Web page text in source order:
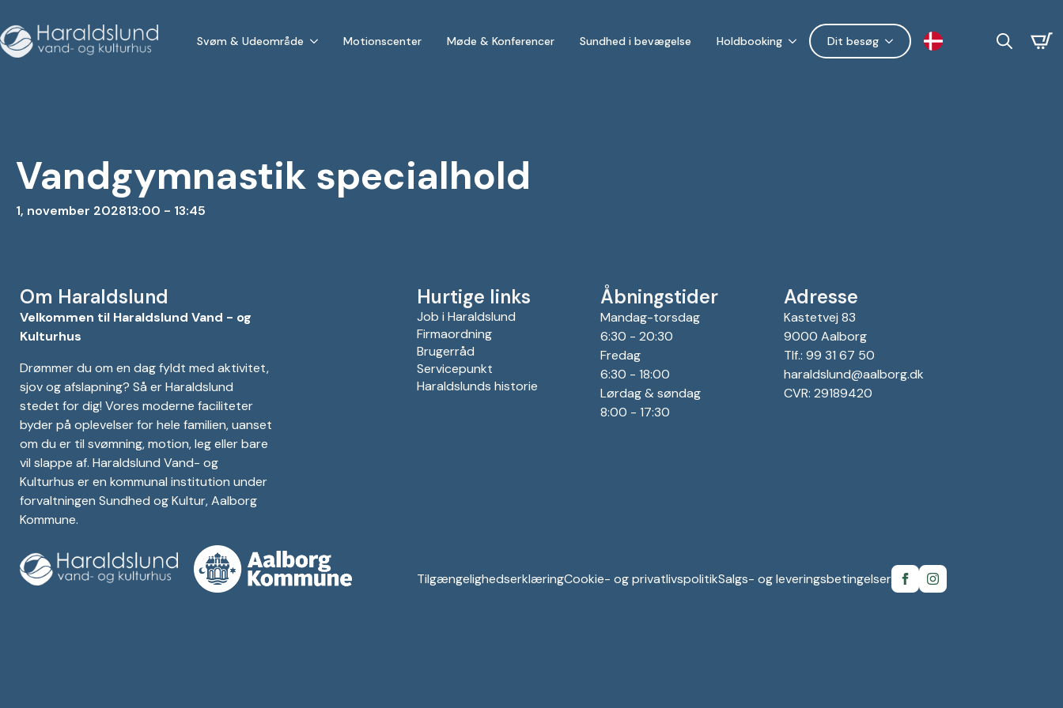
Svøm & Udeområde Motionscenter Møde & Konferencer Sundhed i bevægelse Holdbooking Dit besøg
Vandgymnastik specialhold
1, november 202813:00 - 13:45
Om Haraldslund
Velkommen til Haraldslund Vand - og
Kulturhus
Drømmer du om en dag fyldt med aktivitet,
sjov og afslapning? Så er Haraldslund
stedet for dig! Vores moderne faciliteter
byder på oplevelser for hele familien, uanset
om du er til svømning, motion, leg eller bare
vil slappe af. Haraldslund Vand- og
Kulturhus er en kommunal institution under
forvaltningen Sundhed og Kultur, Aalborg
Kommune.
Hurtige links
Job i Haraldslund
Firmaordning
Brugerråd
Servicepunkt
Haraldslunds historie
Åbningstider
Mandag-torsdag
6:30 - 20:30
Fredag
6:30 - 18:00
Lørdag & søndag
8:00 - 17:30
Adresse
Kastetvej 83
9000 Aalborg
Tlf.: 99 31 67 50
haraldslund@aalborg.dk
CVR: 29189420
TilgængelighedserklæringCookie- og privatlivspolitikSalgs- og leveringsbetingelser